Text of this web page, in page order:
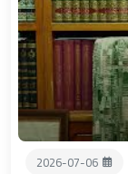
2026-07-06